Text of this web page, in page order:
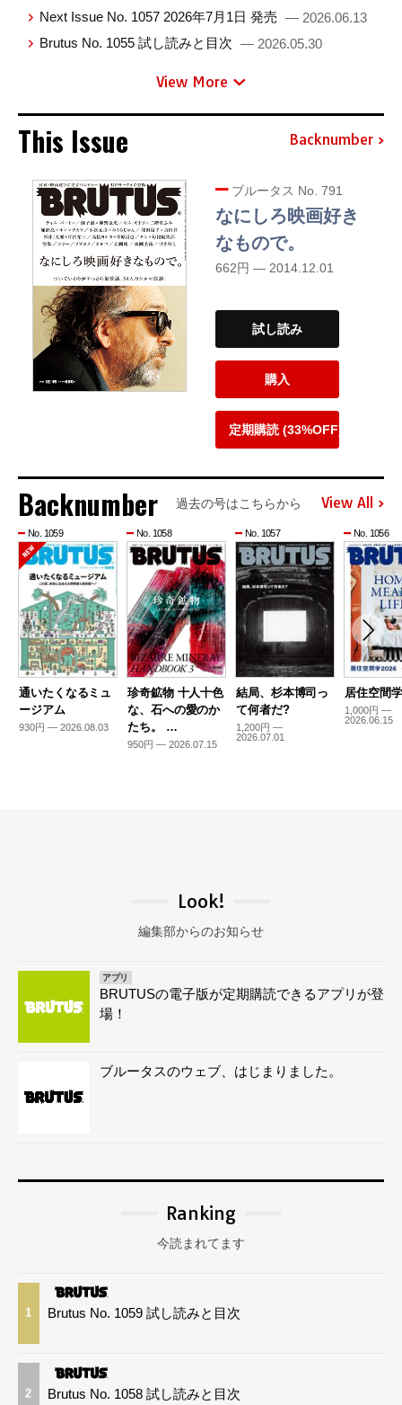
Next Issue No. 1057 2026年7月1日 発売 — 2026.06.13
Brutus No. 1055 試し読みと目次 — 2026.05.30
View More
This Issue Backnumber
ブルータス No. 791
なにしろ映画好き
なもので。
662円 — 2014.12.01
試し読み
購入
定期購読 (33%OFF)
Backnumber 過去の号はこちらから View All
No. 1059
通いたくなるミュ
ージアム
930円 — 2026.08.03
No. 1058
珍奇鉱物 十人十色
な、石への愛のか
たち。 …
950円 — 2026.07.15
No. 1057
結局、杉本博司っ
て何者だ?
1,200円 —
2026.07.01
No. 1056
居住空間
1,000円 —
2026.06.15
Look!
編集部からのお知らせ
アプリ
BRUTUSの電子版が定期購読できるアプリが登
場！
ブルータスのウェブ、はじまりました。
Ranking
今読まれてます
1 Brutus No. 1059 試し読みと目次
2 Brutus No. 1058 試し読みと目次